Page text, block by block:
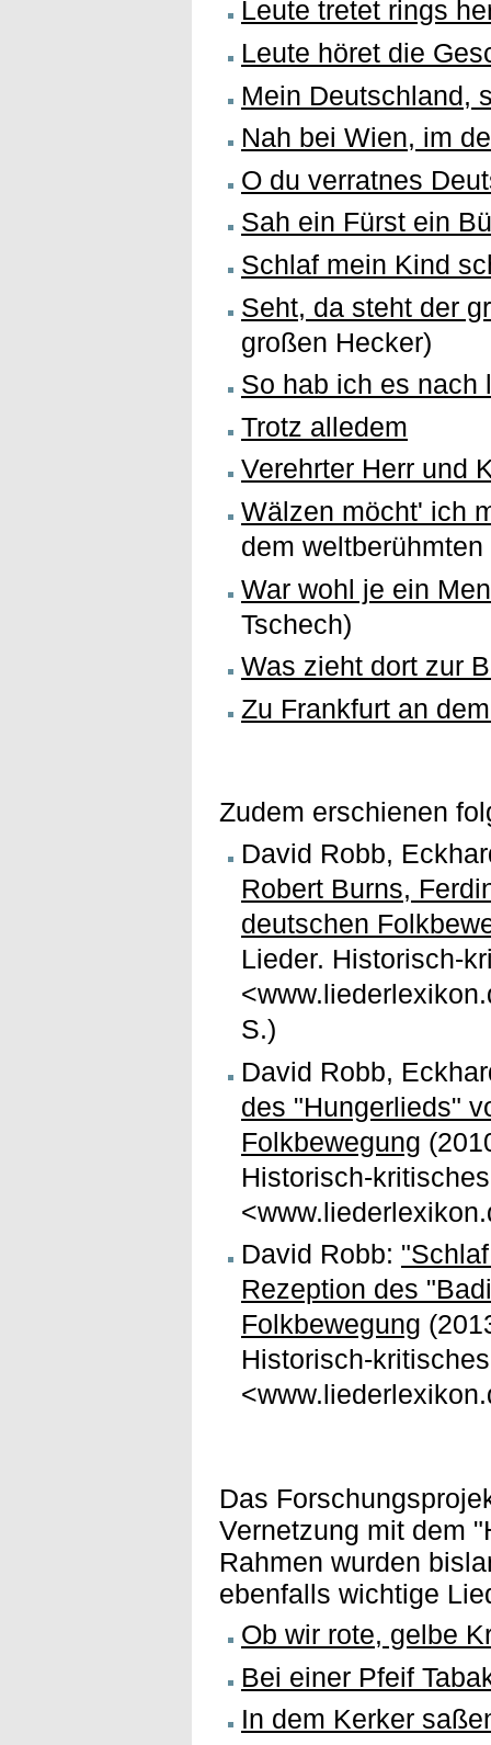
Leute tretet rings
Leute höret die
Mein Deutschland,
Nah bei Wien, im
O du verratnes
Sah ein Fürst ein
Schlaf mein Kind
Seht, da steht der
großen Hecker)
So hab ich es nach
Trotz alledem
Verehrter Herr und
Wälzen möcht' ich
dem
War wohl je ein
Tschech)
Was zieht dort zur
Zu Frankfurt an
Zudem erschienen
David Robb,
Robert Burns,
deutschen
Lieder. Historisch-
S.)
David Robb,
des "Hungerlieds"
Folkbewegung
Historisch-
David Robb:
Rezeption des
Folkbewegung
Historisch-
Das
Vernetzung mit dem
Rahmen wurden
ebenfalls wichtige
Ob wir rote, gelbe
Bei einer Pfeif
In dem Kerker